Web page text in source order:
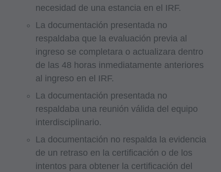
necesidad de una estancia en el IRF.
La documentación presentada no
respaldaba que la evaluación previa al
ingreso se completara o actualizara dentro
de las 48 horas inmediatamente anteriores
al ingreso en el IRF.
La documentación presentada no
respaldaba una reunión válida del equipo
interdisciplinario.
La documentación no respalda la evidencia
de un retraso en la certificación o de los
intentos para obtener la certificación del